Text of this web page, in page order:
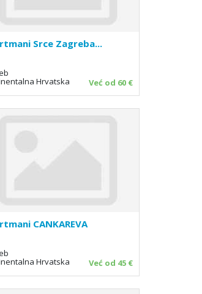
Srce Zagreba...
Hrvatska Već od 60 €
CANKAREVA
Hrvatska Već od 45 €